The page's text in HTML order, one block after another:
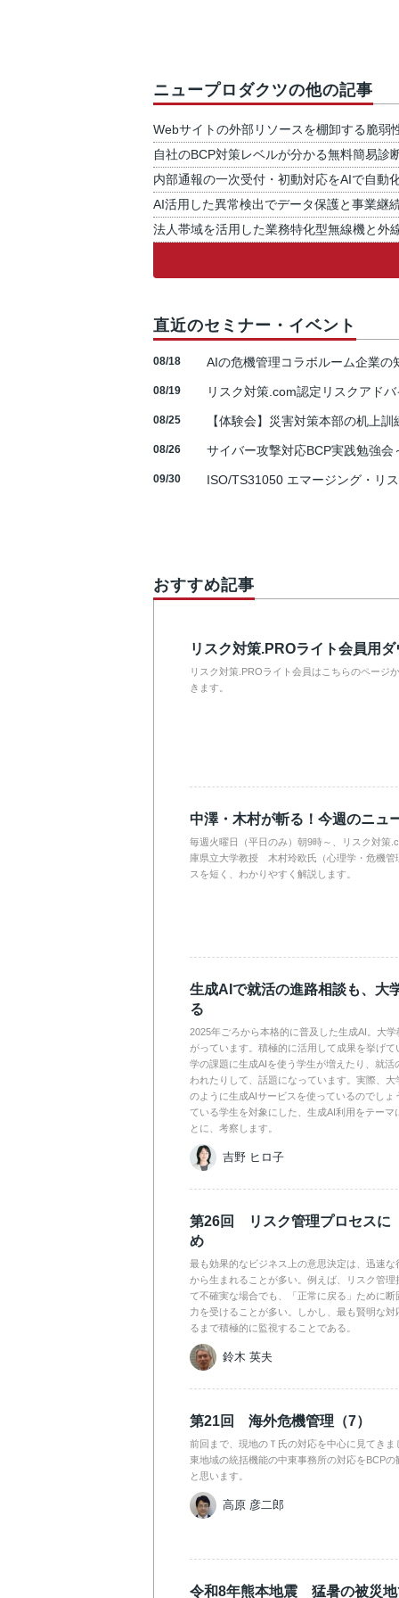
ニュープロダクツの他の記事
Webサイトの外部リソースを棚卸する脆弱
自社のBCP対策レベルが分かる無料簡易診
内部通報の一次受付・初動対応をAIで自動
AI活用した異常検出でデータ保護と事業継
法人帯域を活用した業務特化型無線機と外
直近のセミナー・イベント
08/18 AIの危機管理コラボルーム企業
08/19 リスク対策.com認定リスクアド
08/25 【体験会】災害対策本部の机上
08/26 サイバー攻撃対応BCP実践勉強
09/30 ISO/TS31050 エマージング・リ
おすすめ記事
リスク対策.PROライト会員用
リスク対策.PROライト会員はこちらのページ
きます。
中澤・木村が斬る！今週のニュ
毎週火曜日（平日のみ）朝9時～、リスク対
庫県立大学教授 木村玲欧氏（心理学・危機管
スを短く、わかりやすく解説します。
生成AIで就活の進路相談も、大
る
2025年ごろから本格的に普及した生成AI。大
がっています。積極的に活用して成果を挙げ
学の課題に生成AIを使う学生が増えたり、就活
われたりして、話題になっています。実際、
のように生成AIサービスを使っているのでしょ
ている学生を対象にした、生成AI利用をテーマ
とに、考察します。
吉野 ヒロ子
第26回 リスク管理プロセスに
め
最も効果的なビジネス上の意思決定は、迅速な
から生まれることが多い。例えば、リスク管理
て不確実な場合でも、「正常に戻る」ために
力を受けることが多い。しかし、最も賢明な
るまで積極的に監視することである。
鈴木 英夫
第21回 海外危機管理（7）
前回まで、現地のＴ氏の対応を中心に見てき
東地域の統括機能の中東事務所の対応をBCP
と思います。
高原 彦二郎
令和8年熊本地震 猛暑の被災地